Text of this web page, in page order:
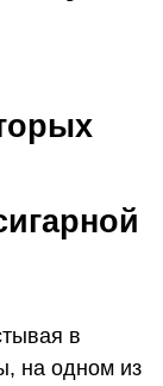
в
на одном из